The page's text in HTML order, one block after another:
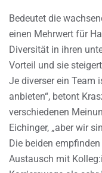
Bedeutet die
einen Mehrwert für
Diversität in ihren
Vorteil und sie
Je diverser ein Team
anbieten“, betont
verschiedenen
Eichinger, „aber wir
Die beiden
Austausch mit